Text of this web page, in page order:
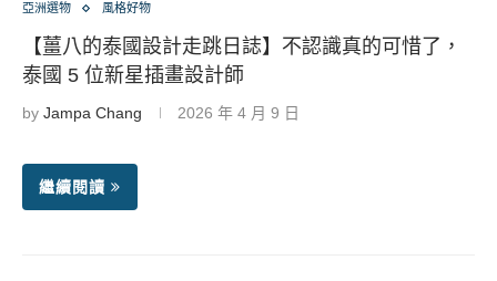
亞洲選物 風格好物
【薑八的泰國設計走跳日誌】不認識真的可惜了，
泰國 5 位新星插畫設計師
by Jampa Chang 2026 年 4 月 9 日
繼續閱讀